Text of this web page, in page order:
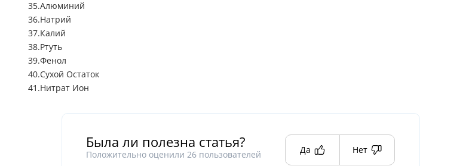
Алюминий
Натрий
Калий
Ртуть
Фенол
Сухой Остаток
Нитрат Ион
Была ли полезна статья?
Положительно оценили 26 пользователей Да Нет